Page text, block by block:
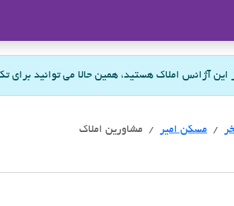
این آژانس املاک هستید، همین حالا می توانید
املاکمسکن امیر مشاورین املاک